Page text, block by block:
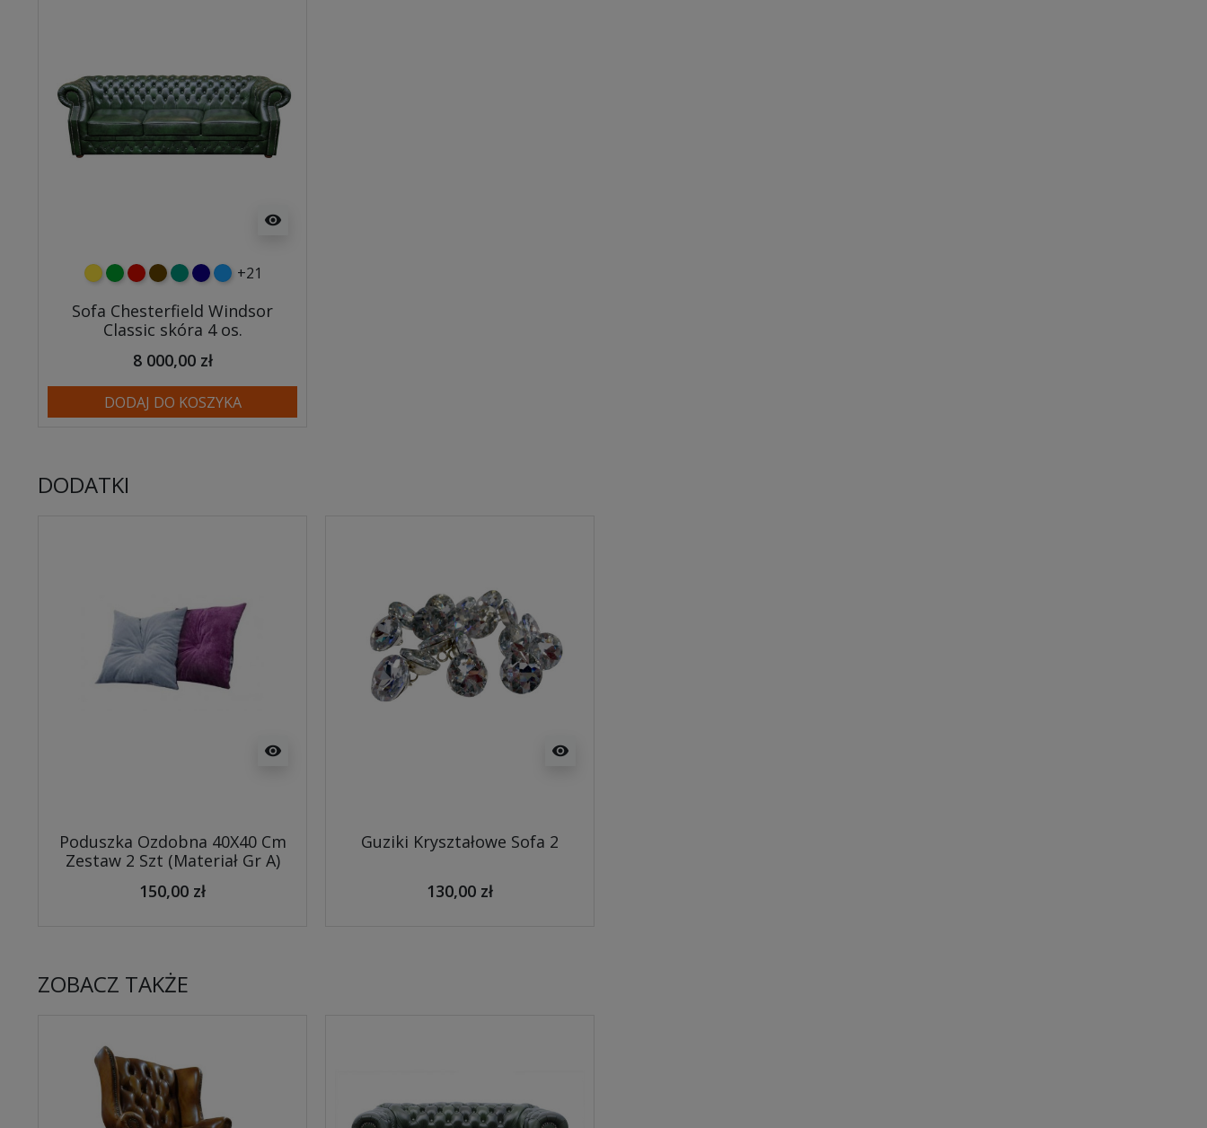
visibility
żółtyzielonyczerwony
czekoladowy
turkusowy
granatowy
niebieski
+21
Sofa Chesterfield Windsor
Classic skóra 4 os.
8 000,00 zł
DODAJ DO KOSZYKA
DODATKI
visibility
Poduszka Ozdobna 40X40 Cm
Zestaw 2 Szt (Materiał Gr A)
150,00 zł
visibility
Guziki Kryształowe Sofa 2
130,00 zł
ZOBACZ TAKŻE